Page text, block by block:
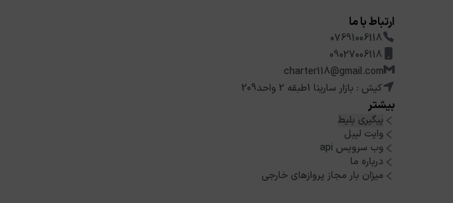
ارتباط با ما
07691006118
09027006118
charter118@gmail.com
کیش : بازار سارینا 1طبقه 2 واحد209
بیشتر
پیگیری بلیط
وایت لیبل
وب سرویس api
درباره ما
میزان بار مجاز پروازهای خارجی